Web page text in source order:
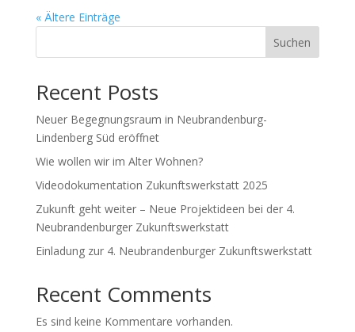
« Ältere Einträge
Suchen
Recent Posts
Neuer Begegnungsraum in Neubrandenburg-
Lindenberg Süd eröffnet
Wie wollen wir im Alter Wohnen?
Videodokumentation Zukunftswerkstatt 2025
Zukunft geht weiter – Neue Projektideen bei der 4.
Neubrandenburger Zukunftswerkstatt
Einladung zur 4. Neubrandenburger Zukunftswerkstatt
Recent Comments
Es sind keine Kommentare vorhanden.